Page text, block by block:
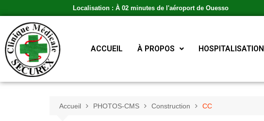
Localisation : À 02 minutes de l'aéroport de Ouesso
ACCUEIL À PROPOS HOSPITALISATION
Accueil PHOTOS-CMS Construction CC